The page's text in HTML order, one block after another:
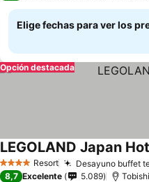
Elige fechas para ver los
Opción destacada
4 EstrellasResort Desayuno buffet
LEGOLAND Japan
8,7 Excelente 5.089